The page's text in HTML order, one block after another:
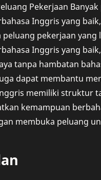
Pekerjaan
Inggris yang
pekerjaan
Inggris yang
tanpa hambatan
dapat membantu
memiliki struktur
kemampuan
membuka peluang